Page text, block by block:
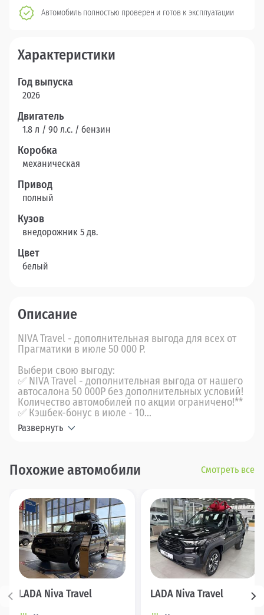
Автомобиль полностью проверен и готов к эксплуатации
Характеристики
Год выпуска
2026
Двигатель
1.8 л / 90 л.c. / бензин
Коробка
механическая
Привод
полный
Кузов
внедорожник 5 дв.
Цвет
белый
Описание
NIVA Travel - дополнительная выгода для всех от
Прагматики в июле 50 000 Р.
Выбери свою выгоду:
✅ NIVA Travel - дополнительная выгода от нашего
автосалона 50 000Р без дополнительных условий!
Количество автомобилей по акции ограничено!**
✅ Кэшбек-бонус в июле - 10...
Развернуть
Похожие автомобили Смотреть все
LADA Niva Travel LADA Niva Travel